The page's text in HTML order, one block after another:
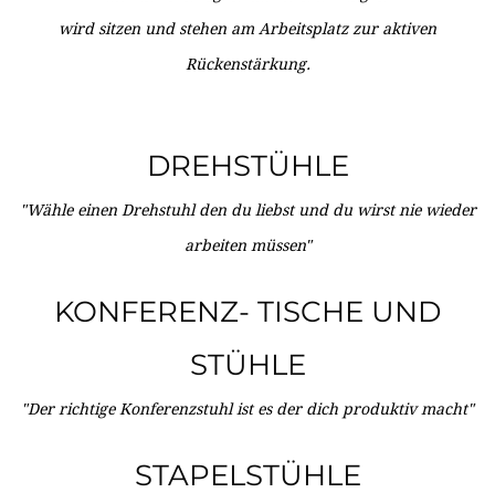
wird sitzen und stehen am Arbeitsplatz zur aktiven
Rückenstärkung.
DREHSTÜHLE
"Wähle einen Drehstuhl den du liebst und du wirst nie wieder
arbeiten müssen"
KONFERENZ- TISCHE UND
STÜHLE
"Der richtige Konferenzstuhl ist es der dich produktiv macht"
STAPELSTÜHLE